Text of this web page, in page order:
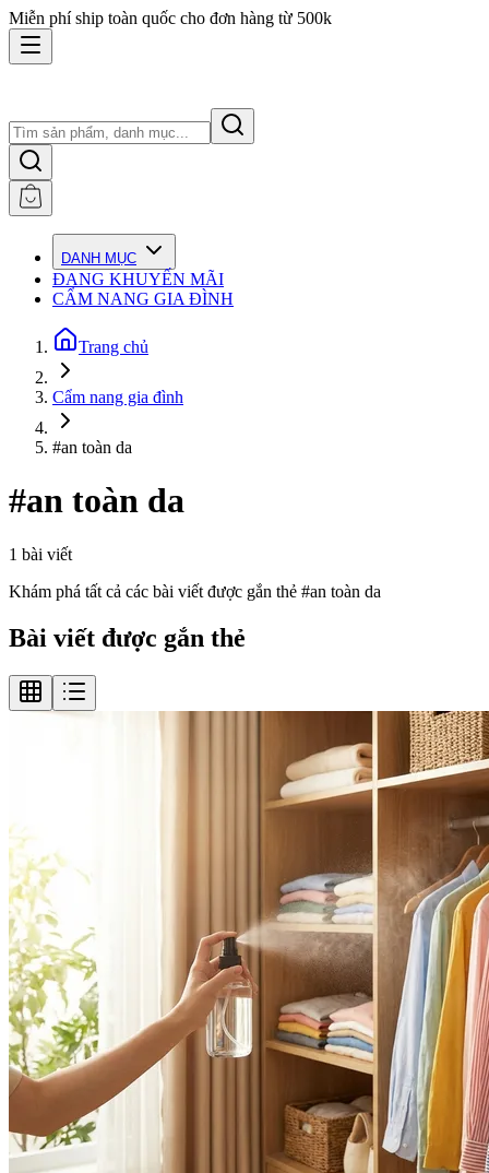
Miễn phí ship toàn quốc cho đơn hàng từ 500k
DANH MỤC
ĐANG KHUYẾN MÃI
CẨM NANG GIA ĐÌNH
Trang chủ
Cẩm nang gia đình
#an toàn da
#an toàn da
1 bài viết
Khám phá tất cả các bài viết được gắn thẻ #an toàn da
Bài viết được gắn thẻ